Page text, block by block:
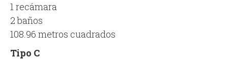
1 recámara
2 baños
108.96 metros cuadrados
Tipo C